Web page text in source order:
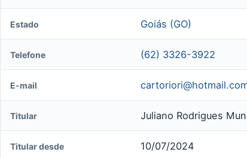
Estado Goiás (GO)
Telefone (62) 3326-3922
E-mail
Titular Juliano Rodrigues
Titular desde 10/07/2024